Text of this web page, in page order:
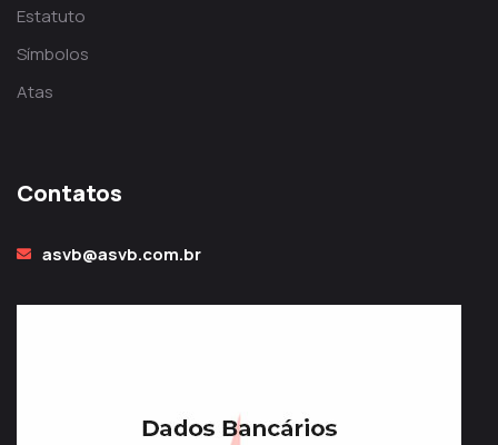
Estatuto
Símbolos
Atas
Contatos
asvb@asvb.com.br